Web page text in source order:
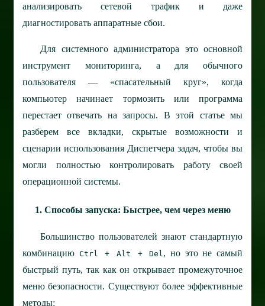
анализировать сетевой трафик и даже
диагностировать аппаратные сбои.
Для системного администратора это основной
инструмент мониторинга, а для обычного
пользователя — «спасательный круг», когда
компьютер начинает тормозить или программа
перестает отвечать на запросы. В этой статье мы
разберем все вкладки, скрытые возможности и
сценарии использования Диспетчера задач, чтобы вы
могли полностью контролировать работу своей
операционной системы.
1. Способы запуска: Быстрее, чем через меню
Большинство пользователей знают стандартную
комбинацию Ctrl + Alt + Del , но это не самый
быстрый путь, так как он открывает промежуточное
меню безопасности. Существуют более эффективные
методы: